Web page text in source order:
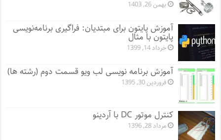
بهمن 26, 1403
آموزش پایتون برای مبتدیان: فراگیری برنامه‌نویسی
پایتون با مثال
خرداد 14, 1399
آموزش برنامه نویسی لب ویو قسمت دوم (رشته ها)
فروردین 30, 1395
کنترل موتور DC با آردینو
مرداد 28, 1396